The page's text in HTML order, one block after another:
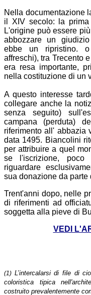
Nella documentazione
il XIV secolo: la
L'origine può essere
abbozzare un
ebbe un ripristino.
affreschi), tra Trecento
era resa importante,
nella costituzione di un
A questo interesse
collegare anche la
senza seguito)
campana (perduta)
riferimento all' abbazia
data 1495. Biancolini
per attribuire a quel
se l'iscrizione, poco
riguardare
sua donazione da
Trent'anni dopo, nelle
di riferimenti ad
soggetta alla pieve di
VEDI
(1) L’intercalarsi di file di
coloristica tipica
costruito prevalentemente